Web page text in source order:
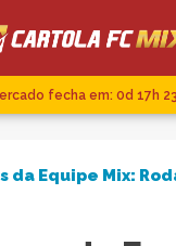
fecha em: 0d 17h
da Equipe Mix: